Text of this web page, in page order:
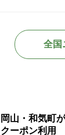
全国
岡山・和気町
クーポン利用